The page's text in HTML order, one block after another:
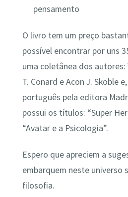
pensamento
O livro tem um preço
possível encontrar por uns
uma coletânea dos autores:
T. Conard e Acon J. Skoble
português pela editora
possui os títulos: “Super
“Avatar e a Psicologia”.
Espero que apreciem a
embarquem neste universo
filosofia.